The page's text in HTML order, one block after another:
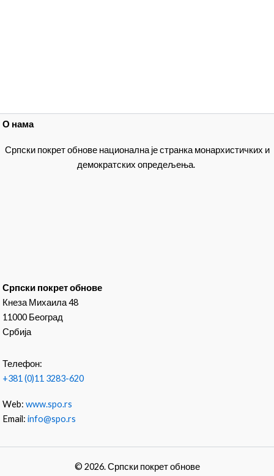
О нама
Српски покрет обнове национална је странка монархистичких и
демократских опредељења.
Српски покрет обнове
Кнеза Михаила 48
11000 Београд
Србија
Телефон:
+381 (0)11 3283-620
Web:www.spo.rs
Email:info@spo.rs
© 2026. Српски покрет обнове